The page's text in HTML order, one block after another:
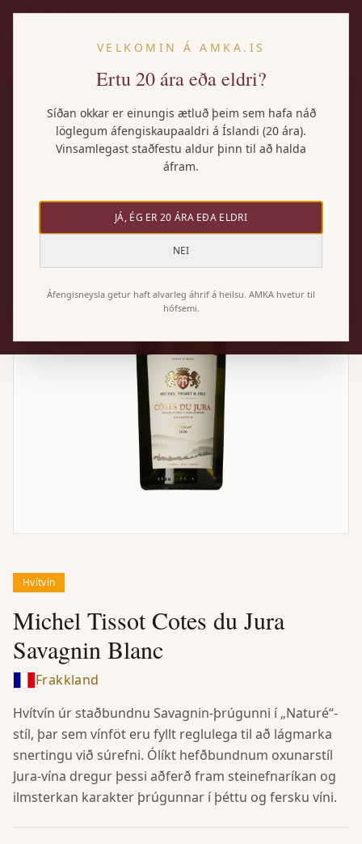
Hvítvín
Michel Tissot Cotes du Jura
Savagnin Blanc
Frakkland
Hvítvín úr staðbundnu Savagnin-þrúgunni í „Naturé“-
stíl, þar sem vínföt eru fyllt reglulega til að lágmarka
snertingu við súrefni. Ólíkt hefðbundnum oxunarstíl
Jura-vína dregur þessi aðferð fram steinefnaríkan og
ilmsterkan karakter þrúgunnar í þéttu og fersku víni.
VELKOMIN Á AMKA.IS
Ertu 20 ára eða eldri?
Síðan okkar er einungis ætluð þeim sem hafa náð
löglegum áfengiskaupaaldri á Íslandi (20 ára).
Vinsamlegast staðfestu aldur þinn til að halda
áfram.
JÁ, ÉG ER 20 ÁRA EÐA ELDRI
NEI
Áfengisneysla getur haft alvarleg áhrif á heilsu. AMKA hvetur til
hófsemi.